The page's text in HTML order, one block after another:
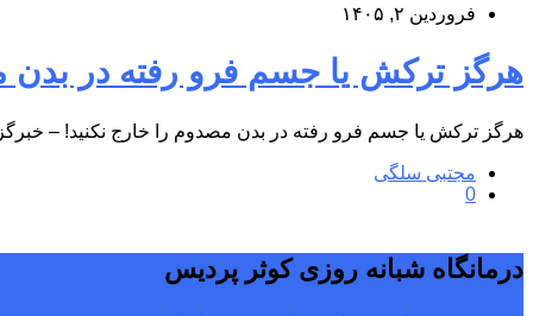
فروردین ۲, ۱۴۰۵
هرگز ترکش یا جسم فرو رفته در بدن مصدوم را خارج نکنید!
هرگز ترکش یا جسم فرو رفته در بدن مصدوم را خارج نکنید! –
مجتبی سلگی
0
درمانگاه شبانه روزی کوثر پردیس